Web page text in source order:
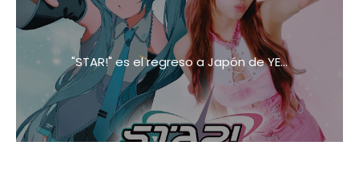
"STAR!" es el regreso a Japón de YE...